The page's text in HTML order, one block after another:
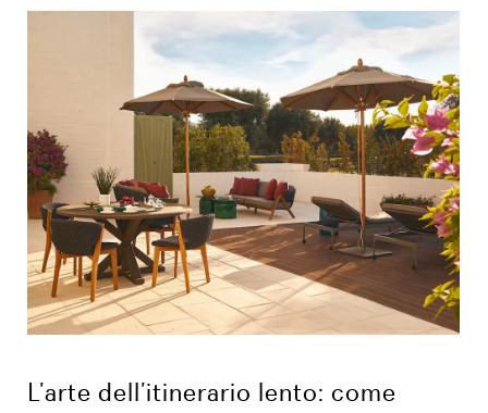
L’arte dell’itinerario lento: come